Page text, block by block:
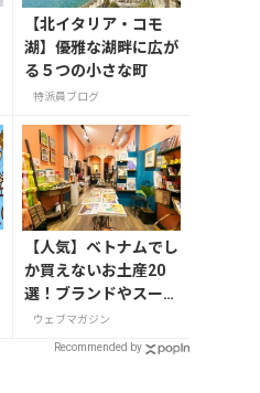
【北イタリア・コモ
湖】優雅な湖畔に広が
る５つの小さな町
特派員ブログ
【人気】ベトナムでし
か買えないお土産20
選！ブランドやスーパ
ーのお菓子や雑貨まで
ウェブマガジン
Recommended by